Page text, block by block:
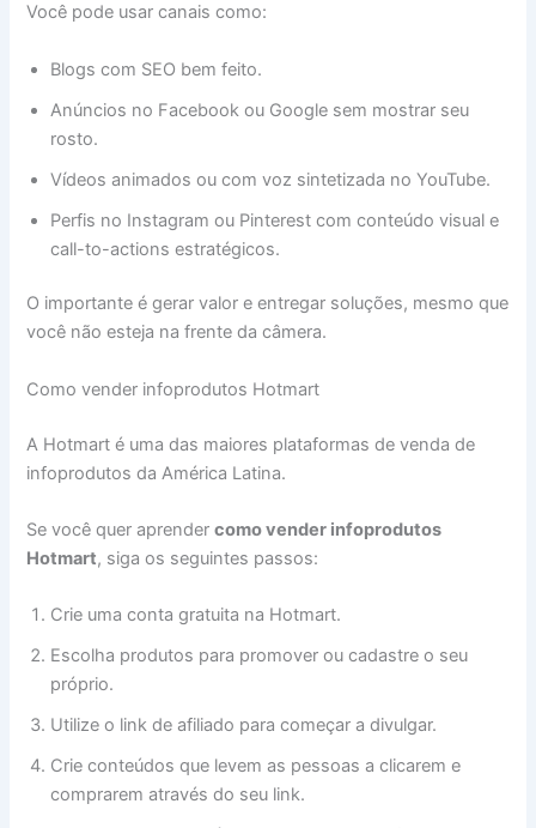
Você pode usar canais como:
Blogs com SEO bem feito.
Anúncios no Facebook ou Google sem mostrar seu
rosto.
Vídeos animados ou com voz sintetizada no YouTube.
Perfis no Instagram ou Pinterest com conteúdo visual e
call-to-actions estratégicos.
O importante é gerar valor e entregar soluções, mesmo que
você não esteja na frente da câmera.
Como vender infoprodutos Hotmart
A Hotmart é uma das maiores plataformas de venda de
infoprodutos da América Latina.
Se você quer aprendercomo vender infoprodutos
Hotmart, siga os seguintes passos:
Crie uma conta gratuita na Hotmart.
Escolha produtos para promover ou cadastre o seu
próprio.
Utilize o link de afiliado para começar a divulgar.
Crie conteúdos que levem as pessoas a clicarem e
comprarem através do seu link.